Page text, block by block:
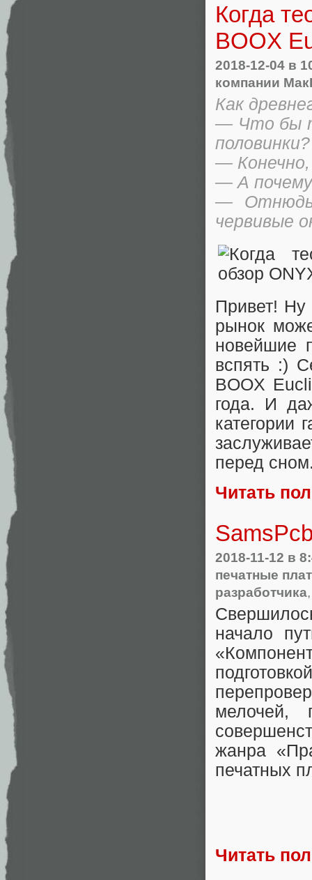
Когда
BOOX
2018-12-04 в
компании
Как
— Что бы
половинки?
—
— А
—
червивые
Привет! Ну
рынок
новейшие
вспять :)
BOOX
года. И
категории
перед
Читать
2018-11-12 в
печатные
разработчика
начало
мелочей,
жанра
печатных
Читать